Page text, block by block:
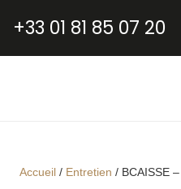
+33 01 81 85 07 20
Accueil / Entretien / BCAISSE